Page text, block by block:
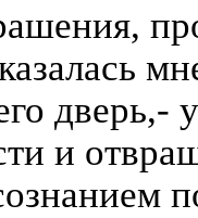
дверь,-
и